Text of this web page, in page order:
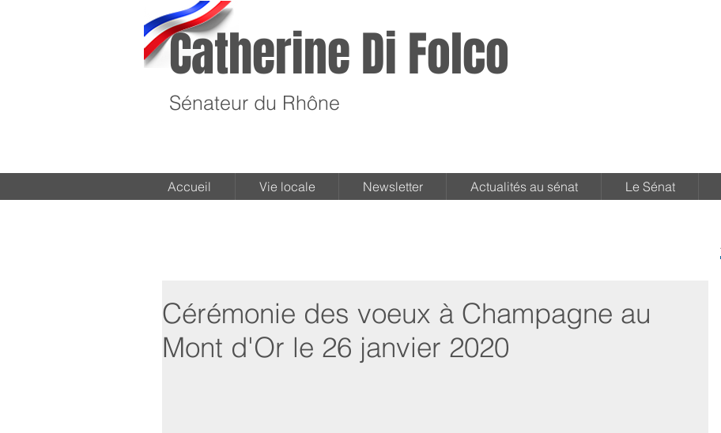
Catherine Di Folco
Sénateur du Rhône
Accueil Vie locale Newsletter Actualités au sénat Le Sénat
Cérémonie des voeux à Champagne au
Mont d'Or le 26 janvier 2020